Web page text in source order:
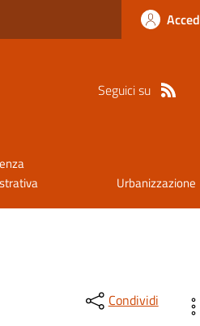
Seguici su
Urbanizzazione
Condividi